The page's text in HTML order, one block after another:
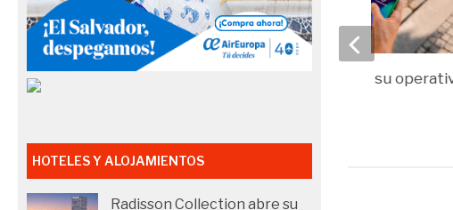
Free2move amplía su
HOTELES Y ALOJAMIENTOS
Radisson Collection abre su